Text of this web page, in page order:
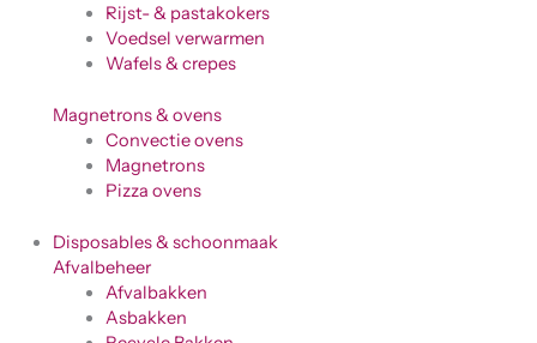
Rijst- & pastakokers
Voedsel verwarmen
Wafels & crepes
Magnetrons & ovens
Convectie ovens
Magnetrons
Pizza ovens
Disposables & schoonmaak
Afvalbeheer
Afvalbakken
Asbakken